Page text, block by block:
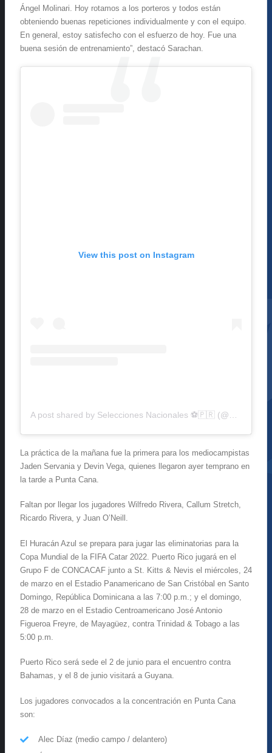
Ángel Molinari. Hoy rotamos a los porteros y todos están
obteniendo buenas repeticiones individualmente y con el equipo.
En general, estoy satisfecho con el esfuerzo de hoy. Fue una
buena sesión de entrenamiento”, destacó Sarachan.
View this post on Instagram
La práctica de la mañana fue la primera para los mediocampistas
Jaden Servania y Devin Vega, quienes llegaron ayer temprano en
la tarde a Punta Cana.
Faltan por llegar los jugadores Wilfredo Rivera, Callum Stretch,
Ricardo Rivera, y Juan O’Neill.
El Huracán Azul se prepara para jugar las eliminatorias para la
Copa Mundial de la FIFA Catar 2022. Puerto Rico jugará en el
Grupo F de CONCACAF junto a St. Kitts & Nevis el miércoles, 24
de marzo en el Estadio Panamericano de San Cristóbal en Santo
Domingo, República Dominicana a las 7:00 p.m.; y el domingo,
28 de marzo en el Estadio Centroamericano José Antonio
Figueroa Freyre, de Mayagüez, contra Trinidad & Tobago a las
5:00 p.m.
Puerto Rico será sede el 2 de junio para el encuentro contra
Bahamas, y el 8 de junio visitará a Guyana.
Los jugadores convocados a la concentración en Punta Cana
son:
Alec Díaz (medio campo / delantero)